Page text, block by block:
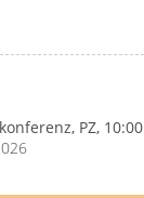
PZ,